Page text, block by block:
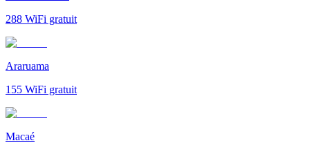
288 WiFi gratuit
Araruama
155 WiFi gratuit
Macaé